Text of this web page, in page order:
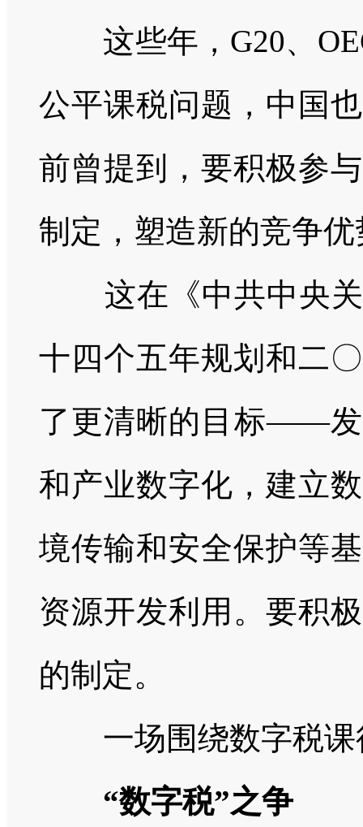
这些年， G20、
公平课税问题，中国
前曾提到，要积极参
制定，塑造新的竞争优
这在《中共中央
十四个五年规划和二
了更清晰的目标——发
和产业数字化，建立
境传输和安全保护等
资源开发利用。要积
的制定。
一场围绕数字税
“数字税”之争